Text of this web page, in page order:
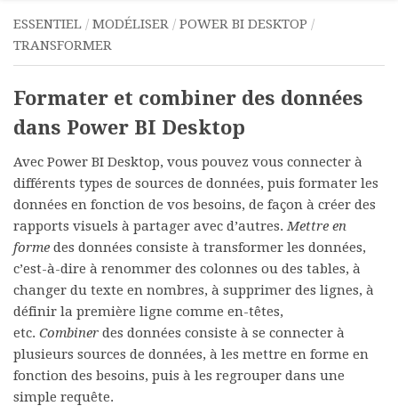
ESSENTIEL / MODÉLISER / POWER BI DESKTOP /
TRANSFORMER
Formater et combiner des données
dans Power BI Desktop
Avec Power BI Desktop, vous pouvez vous connecter à
différents types de sources de données, puis formater les
données en fonction de vos besoins, de façon à créer des
rapports visuels à partager avec d’autres.Mettre en
forme des données consiste à transformer les données,
c’est-à-dire à renommer des colonnes ou des tables, à
changer du texte en nombres, à supprimer des lignes, à
définir la première ligne comme en-têtes,
etc. Combiner des données consiste à se connecter à
plusieurs sources de données, à les mettre en forme en
fonction des besoins, puis à les regrouper dans une
simple requête.